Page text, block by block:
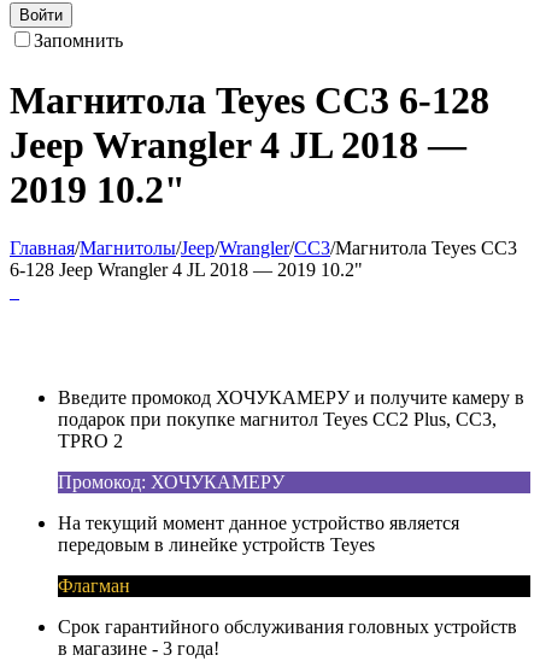
Войти
Запомнить
Магнитола Teyes CC3 6-128
Jeep Wrangler 4 JL 2018 —
2019 10.2"
Главная/Магнитолы/Jeep/Wrangler/CC3/Магнитола Teyes CC3
6-128 Jeep Wrangler 4 JL 2018 — 2019 10.2"
Введите промокод ХОЧУКАМЕРУ и получите камеру в
подарок при покупке магнитол Teyes CC2 Plus, CC3,
TPRO 2
Промокод: ХОЧУКАМЕРУ
На текущий момент данное устройство является
передовым в линейке устройств Teyes
Флагман
Срок гарантийного обслуживания головных устройств
в магазине - 3 года!